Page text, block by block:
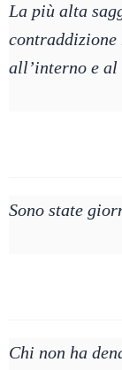
La più alta
contraddizione
all’interno e
Sono state
Chi non ha